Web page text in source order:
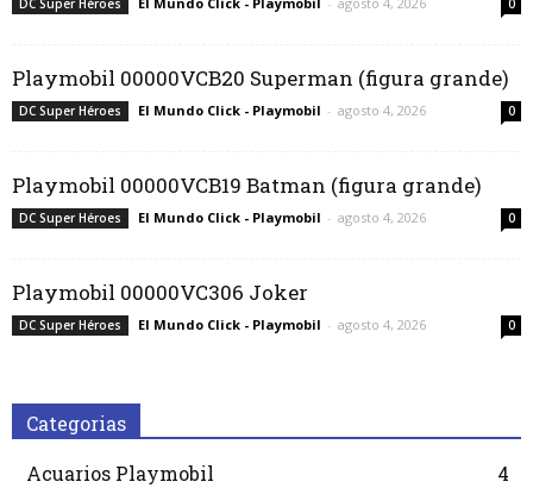
DC Super Héroes 0
Playmobil 00000VCB20 Superman (figura grande)
DC Super Héroes El Mundo Click - Playmobil - agosto 4, 2026 0
Playmobil 00000VCB19 Batman (figura grande)
DC Super Héroes El Mundo Click - Playmobil - agosto 4, 2026 0
Playmobil 00000VC306 Joker
DC Super Héroes El Mundo Click - Playmobil - agosto 4, 2026 0
Categorias
Acuarios Playmobil
4